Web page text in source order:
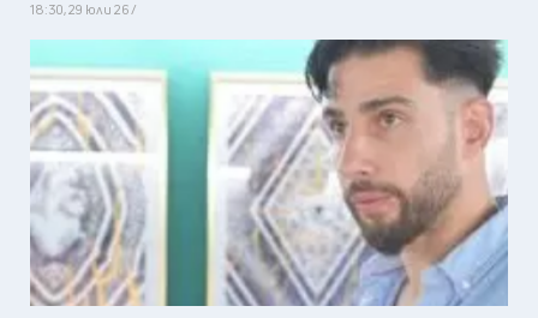
18:30, 29 юли 26 /